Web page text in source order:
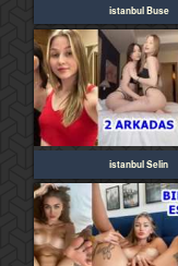
istanbul Buse
istanbul Selin